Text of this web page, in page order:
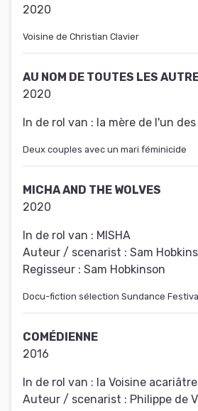
2020
Voisine de Christian Clavier
AU NOM DE TOUTES LES
2020
In de rol van : la mère de l'un
Deux couples avec un mari féminicide
MICHA AND THE WOLVES
2020
In de rol van : MISHA
Auteur / scenarist : Sam
Regisseur : Sam Hobkinson
Docu-fiction sélection Sundance
COMÉDIENNE
2016
In de rol van : la Voisine acariâtre
Auteur / scenarist : Philippe de